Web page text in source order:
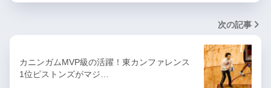
次の記事
カニンガムMVP級の活躍！東カンファレンス
1位ピストンズがマジ…